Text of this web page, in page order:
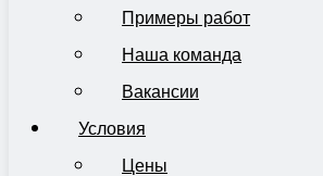
Примеры работ
Наша команда
Вакансии
Условия
Цены